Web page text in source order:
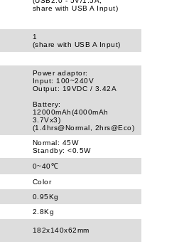
share with USB A Input)
1
(share with USB A Input)
Power adaptor:
Input: 100~240V
Output: 19VDC / 3.42A
Battery:
12000mAh(4000mAh
3.7Vx3)
(1.4hrs@Normal, 2hrs@Eco)
Normal: 45W
Standby: <0.5W
0~40℃
Color
0.95Kg
2.8Kg
182x140x62mm